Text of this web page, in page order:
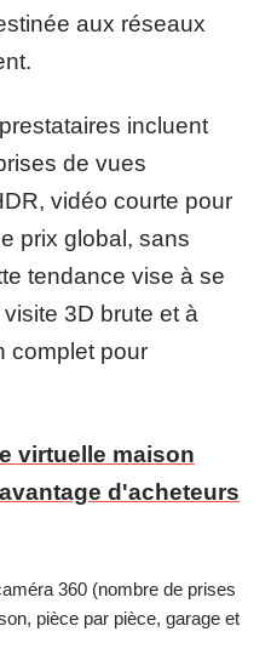
aux réseaux
incluent
de vues
vidéo courte pour
prix global, sans
tendance vise à se
3D brute et à
complet pour
virtuelle maison
d'acheteurs
360 (nombre de prises
pièce par pièce, garage et